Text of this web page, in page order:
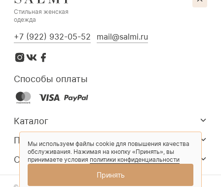
Стильная женская
одежда
+7 (922) 932-05-52 mail@salmi.ru
Способы оплаты
Каталог
Покупателям
О компании
Мы используем файлы cookie для повышения качества
обслуживания. Нажимая на кнопку «Принять», вы
принимаете условия политики конфиденциальности
Принять